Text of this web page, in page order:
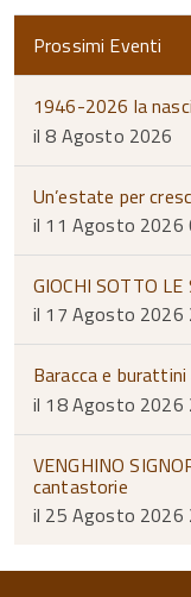
Prossimi Eventi
1946-2026 la
il 8 Agosto 2026
Un’estate per
il 11 Agosto 2026
GIOCHI SOTTO LE
il 17 Agosto 2026
Baracca e
il 18 Agosto 2026
VENGHINO
cantastorie
il 25 Agosto 2026